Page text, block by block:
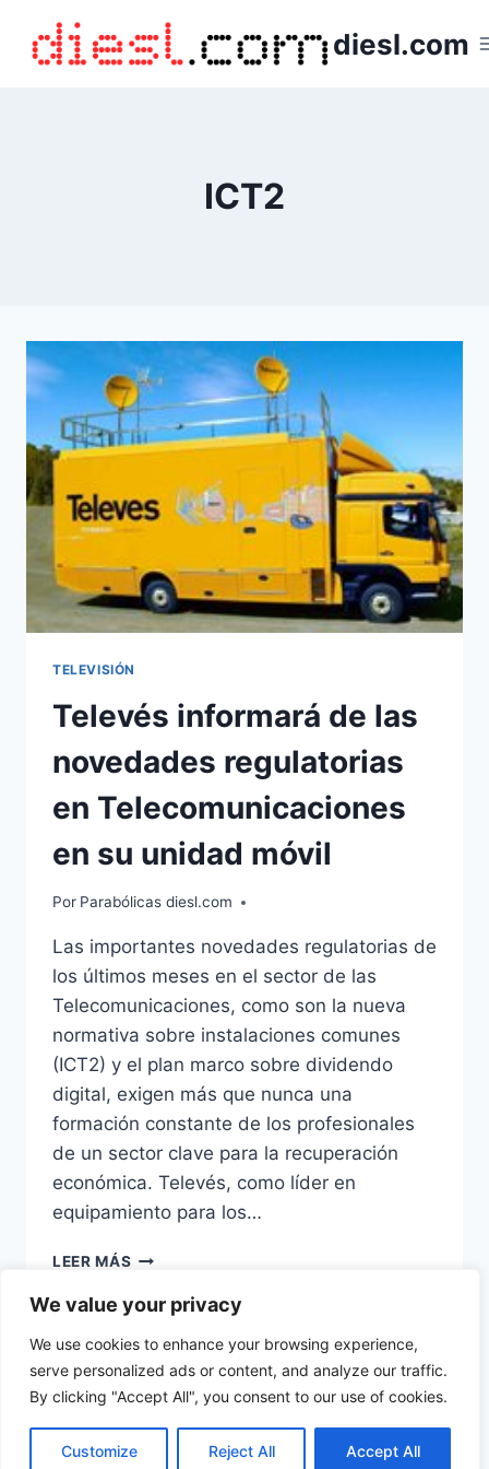
We value your privacy
We use cookies to enhance your browsing experience,
serve personalized ads or content, and analyze our traffic.
By clicking "Accept All", you consent to our use of cookies.
Customize Reject All Accept All
contenido
diesl.com
ICT2
TELEVISIÓN
Televés informará de las
novedades regulatorias
en Telecomunicaciones
en su unidad móvil
Por Parabólicas diesl.com
Las importantes novedades regulatorias de
los últimos meses en el sector de las
Telecomunicaciones, como son la nueva
normativa sobre instalaciones comunes
(ICT2) y el plan marco sobre dividendo
digital, exigen más que nunca una
formación constante de los profesionales
de un sector clave para la recuperación
económica. Televés, como líder en
equipamiento para los…
LEER MÁS TELEVÉS
DE
NOVEDADES
REGULATORIAS
EN
SU
© 2026 diesl.com - Tema para WordPress por
Kadence WP